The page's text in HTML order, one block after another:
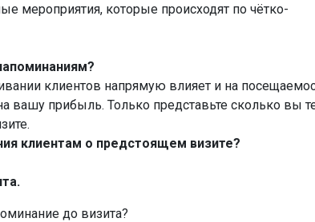
мероприятия, которые происходят по чётко-
клиентов напрямую влияет и на
вашу прибыль. Только представьте сколько вы
клиентам о предстоящем визите?
до визита?